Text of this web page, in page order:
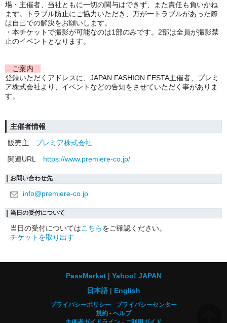
場・主催者、当社ともに一切の関与はできず、また責任も負いかね
ます。トラブル防止にご協力いただき、万が一トラブルがあった際
は自己での解決をお願いします。
・本チケットで撮影が可能なのは1部のみです。2部は全員が撮影禁
止のイベントとなります。
ご案内
登録いただくアドレスに、JAPAN FASHION FESTA主催者、プレミ
ア株式会社より、イベントなどの告知をさせていただく事がありま
す。
主催者情報
販売主
プレミア株式会社
関連URL
https://www.premiere-co.jp/
お問い合わせ先
info@premiere-co.jp
当日の受付について
当日の受付についてはこちらをご確認ください。
チケットを取り出す
PassMarket
Yahoo! JAPAN
日本語
English
プライバシーポリシー
プライバシーセンター
規約
ヘルプ